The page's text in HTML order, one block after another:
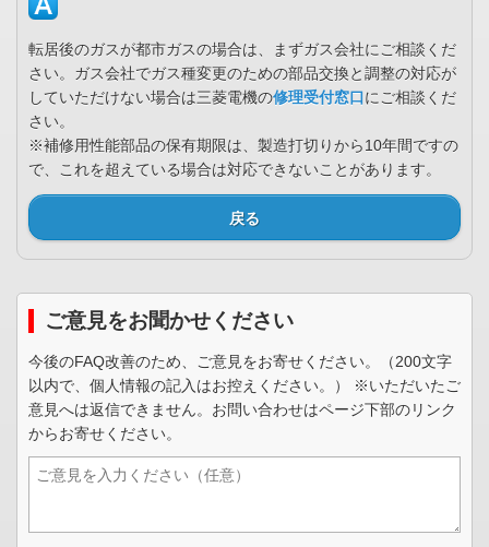
転居後のガスが都市ガスの場合は、まずガス会社にご相談くだ
さい。ガス会社でガス種変更のための部品交換と調整の対応が
していただけない場合は三菱電機の修理受付窓口にご相談くだ
さい。
※補修用性能部品の保有期限は、製造打切りから10年間ですの
で、これを超えている場合は対応できないことがあります。
戻る
ご意見をお聞かせください
今後のFAQ改善のため、ご意見をお寄せください。（200文字
以内で、個人情報の記入はお控えください。） ※いただいたご
意見へは返信できません。お問い合わせはページ下部のリンク
からお寄せください。